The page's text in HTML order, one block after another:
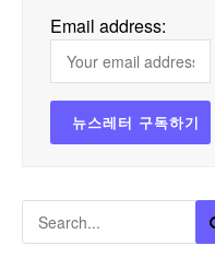
Email address: